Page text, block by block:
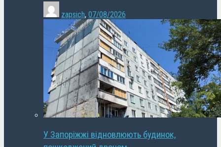
zapsich, 07/08/2026
У Запоріжжі відновлюють будинок,